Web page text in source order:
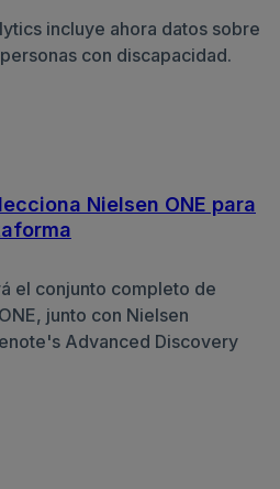
incluye ahora datos sobre
con discapacidad.
Nielsen ONE para
el conjunto completo de
junto con Nielsen
Advanced Discovery